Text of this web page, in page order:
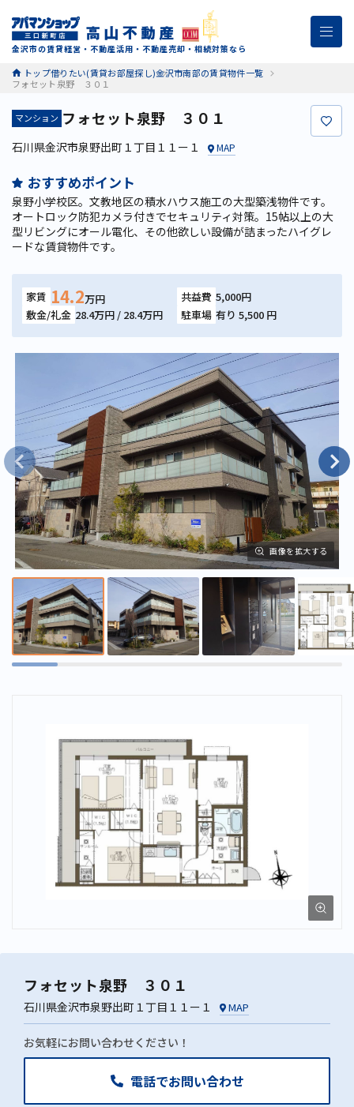
金沢市の賃貸経営・不動産活用・不動産売却・相続対策なら
トップ借りたい(賃貸お部屋探し)金沢市南部の賃貸物件一覧
フォセット泉野 ３０１
マンション フォセット泉野 ３０１
石川県金沢市泉野出町１丁目１１ー１ MAP
家賃 14.2万円 共益費 5,000円
敷金/礼金 28.4万円 / 28.4万円 駐車場 有り 5,500 円
おすすめポイント
泉野小学校区。文教地区の積水ハウス施工の大型築浅物件です。
オートロック防犯カメラ付きでセキュリティ対策。15帖以上の大
型リビングにオール電化、その他欲しい設備が詰まったハイグレ
ードな賃貸物件です。
画像を拡大する
フォセット泉野 ３０１
石川県金沢市泉野出町１丁目１１ー１ MAP
お気軽にお問い合わせください！
電話でお問い合わせ